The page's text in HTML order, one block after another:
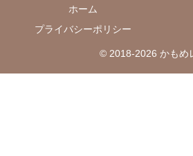
ホーム
プライバシーポリシー
© 2018-2026 かもめ